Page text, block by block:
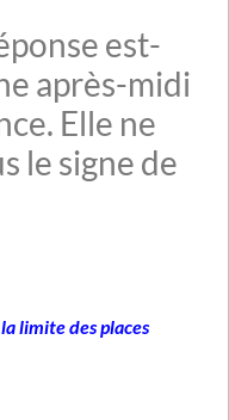
est-
après-midi
Elle ne
le signe de
limite des places